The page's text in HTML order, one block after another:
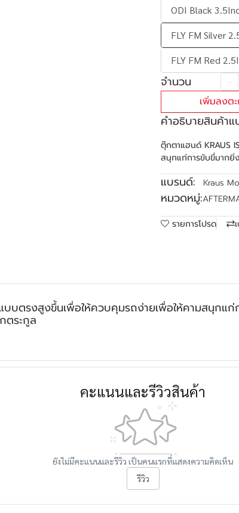
ODI Black
FLY FM Silver
FLY FM Red
จำนวน
เพิ่มลงตะ
คำอธิบายสินค้า
ตุ๊กตาแฮนด์ KRAUS
สนุกแก่การขับขี่มากยิ่
แบรนด์: Kraus
หมวดหมู่:
รายการโปรด
บบตรงสูงขึ้นเพื่อให้ควบคุมรถง่ายเพื่อให้คามสนุก
ตระกูล
คะแนนและรีวิวสินค้า
ยังไม่มีคะแนนและรีวิว เป็นคนแรกที่แสดงความคิดเห็น
รีวิว